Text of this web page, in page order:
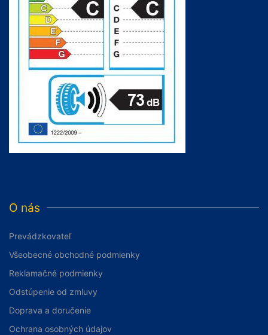
O nás
Prevádzkovateľ
Všeobecné obchodné podmienky
Reklamačné podmienky
Odstúpenie od zmluvy
Doprava a doručenie
Ochrana osobných údajov